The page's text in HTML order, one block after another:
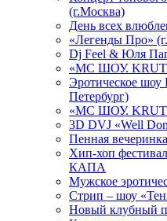
(г.Москва)
День всех
«Легенды Про»
Dj Feel & Юля
«МС ШОУ.
Эротическое шоу
Петербург)
«МС ШОУ.
3D DVJ «Well
Пенная
Хип-хоп
КАПА
Мужское
Стрип – шоу
Новый клубный